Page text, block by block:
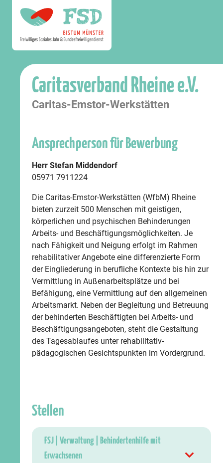
Caritasverband Rheine e.V.
Caritas-Emstor-Werkstätten
Ansprechperson für Bewerbung
Herr Stefan Middendorf
05971 7911224
Die Caritas-Emstor-Werkstätten (WfbM) Rheine
bieten zurzeit 500 Menschen mit geistigen,
körperlichen und psychischen Behinderungen
Arbeits- und Beschäftigungsmöglichkeiten. Je
nach Fähigkeit und Neigung erfolgt im Rahmen
rehabilitativer Angebote eine differenzierte Form
der Eingliederung in berufliche Kontexte bis hin zur
Vermittlung in Außenarbeitsplätze und bei
Befähigung, eine Vermittlung auf den allgemeinen
Arbeitsmarkt. Neben der Begleitung und Betreuung
der behinderten Beschäftigten bei Arbeits- und
Beschäftigungsangeboten, steht die Gestaltung
des Tagesablaufes unter rehabilitativ-
pädagogischen Gesichtspunkten im Vordergrund.
Stellen
FSJ | Verwaltung | Behindertenhilfe mit
Erwachsenen